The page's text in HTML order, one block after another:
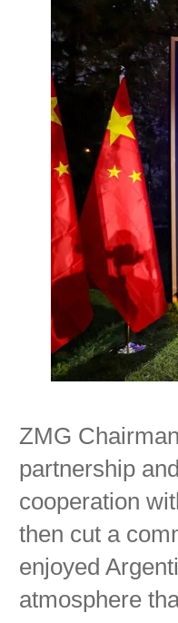
ZMG
partnership
cooperation
then cut a
enjoyed
atmosphere